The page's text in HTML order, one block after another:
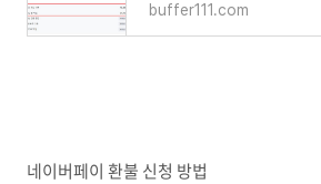
buffer111.com
네이버페이 환불 신청 방법